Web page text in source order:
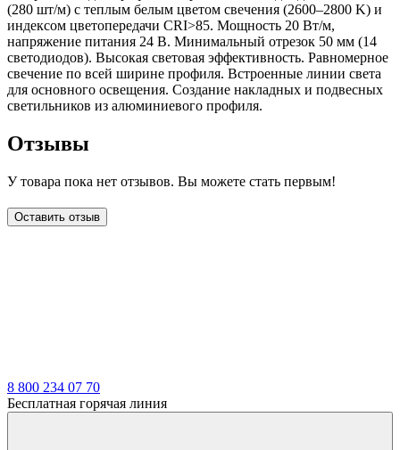
(280 шт/м) с теплым белым цветом свечения (2600–2800 K) и
индексом цветопередачи CRI>85. Мощность 20 Вт/м,
напряжение питания 24 В. Минимальный отрезок 50 мм (14
светодиодов). Высокая световая эффективность. Равномерное
свечение по всей ширине профиля. Встроенные линии света
для основного освещения. Создание накладных и подвесных
светильников из алюминиевого профиля.
Отзывы
У товара пока нет отзывов. Вы можете стать первым!
Оставить отзыв
8 800 234 07 70
Бесплатная горячая линия